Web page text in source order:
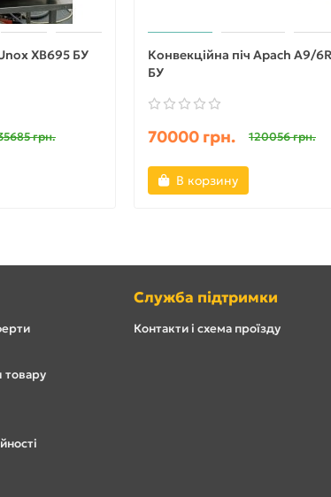
XB695 БУ
грн.
Конвекційна піч Apach A9/
БУ
70000 грн. 120056 грн.
В корзину
товару
Служба підтримки
Контакти і схема проїзду